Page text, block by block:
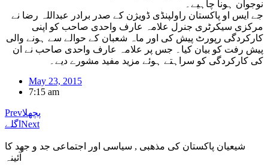
نوجوان ہونا چاہیے۔
جے ایس او پاکستان راولپنڈی ڈویژن کے صدر برادر عبداللہ رضا نے
مرکزی سیکرٹری جنرل علامہ عارف واحدی صاحب کو اپنی
کارکردگی رپورٹ پیش کی اور ماہ شعبان کے حوالے سے ہونے والی
پیش رفت کو بیان کیا۔ جس پر علامہ عارف واحدی صاحب نے ان
کی کارکردگی کو سراہتے ہوئے مزید مفید مشورے دیے۔
May 23, 2015
7:15 am
Prevپچھلا
اگلے Next
شیعیان پاکستان کی مذهبی , سیاسی اور اجتماعی جد و جهد کا
آئینہ